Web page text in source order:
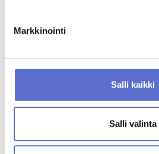
Markkinointi
Salli kaikki
Salli valinta
Ford TRANSIT CUSTOM
580 54 900 €